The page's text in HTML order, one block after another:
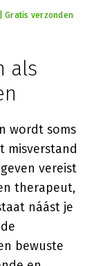
Gratis verzonden
als
wordt soms
misverstand
vereist
therapeut,
náást je
bewuste